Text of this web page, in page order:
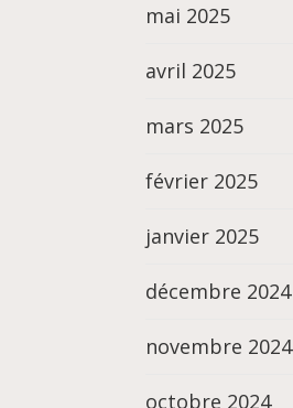
mai 2025
avril 2025
mars 2025
février 2025
janvier 2025
décembre 2024
novembre 2024
octobre 2024